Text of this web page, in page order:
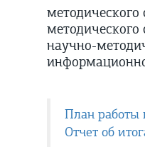
научно-
План работы
Отчет об